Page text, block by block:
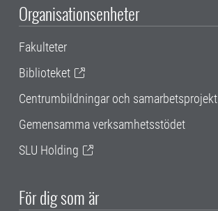
Organisationsenheter
Fakulteter
Biblioteket
Centrumbildningar och samarbetsprojekt
Gemensamma verksamhetsstödet
SLU Holding
För dig som är